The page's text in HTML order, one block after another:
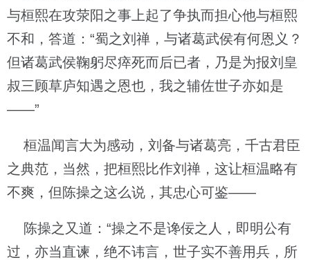
与桓熙在攻荥阳之事上起了争执而担心他与桓熙
不和，答道：“蜀之刘禅，与诸葛武侯有何恩义？
但诸葛武侯鞠躬尽瘁死而后已者，乃是为报刘皇
叔三顾草庐知遇之恩也，我之辅佐世子亦如是
——”
桓温闻言大为感动，刘备与诸葛亮，千古君臣
之典范，当然，把桓熙比作刘禅，这让桓温略有
不爽，但陈操之这么说，其忠心可鉴——
陈操之又道：“操之不是谗佞之人，即明公有
过，亦当直谏，绝不讳言，世子实不善用兵，所